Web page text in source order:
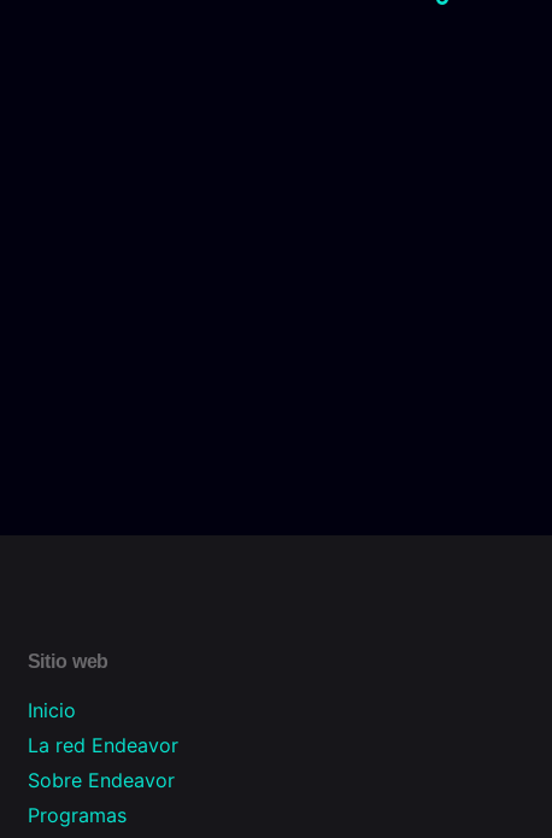
Sitio web
Inicio
La red Endeavor
Sobre Endeavor
Programas